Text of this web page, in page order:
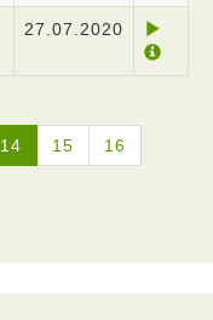
27.07.2020
14 15 16